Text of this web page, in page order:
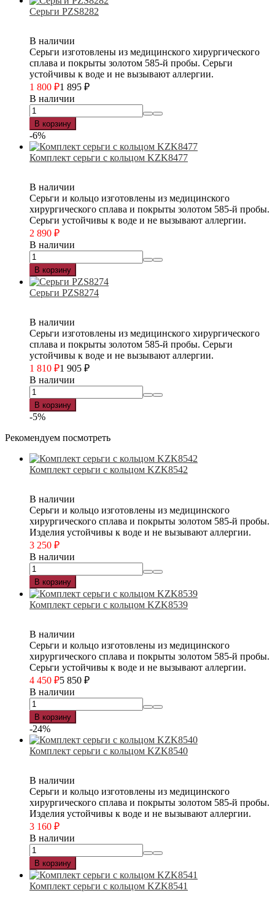
Серьги PZS8282
В наличии
Серьги изготовлены из медицинского хирургического
сплава и покрыты золотом 585-й пробы. Серьги
устойчивы к воде и не вызывают аллергии.
1 800 ₽1 895 ₽
В наличии
В корзину
-6%
Комплект серьги с кольцом KZK8477
В наличии
Серьги и кольцо изготовлены из медицинского
хирургического сплава и покрыты золотом 585-й пробы.
Серьги устойчивы к воде и не вызывают аллергии.
2 890 ₽
В наличии
В корзину
Серьги PZS8274
В наличии
Серьги изготовлены из медицинского хирургического
сплава и покрыты золотом 585-й пробы. Серьги
устойчивы к воде и не вызывают аллергии.
1 810 ₽1 905 ₽
В наличии
В корзину
-5%
Рекомендуем посмотреть
Комплект серьги с кольцом KZK8542
В наличии
Серьги и кольцо изготовлены из медицинского
хирургического сплава и покрыты золотом 585-й пробы.
Изделия устойчивы к воде и не вызывают аллергии.
3 250 ₽
В наличии
В корзину
Комплект серьги с кольцом KZK8539
В наличии
Серьги и кольцо изготовлены из медицинского
хирургического сплава и покрыты золотом 585-й пробы.
Серьги устойчивы к воде и не вызывают аллергии.
4 450 ₽5 850 ₽
В наличии
В корзину
-24%
Комплект серьги с кольцом KZK8540
В наличии
Серьги и кольцо изготовлены из медицинского
хирургического сплава и покрыты золотом 585-й пробы.
Изделия устойчивы к воде и не вызывают аллергии.
3 160 ₽
В наличии
В корзину
Комплект серьги с кольцом KZK8541